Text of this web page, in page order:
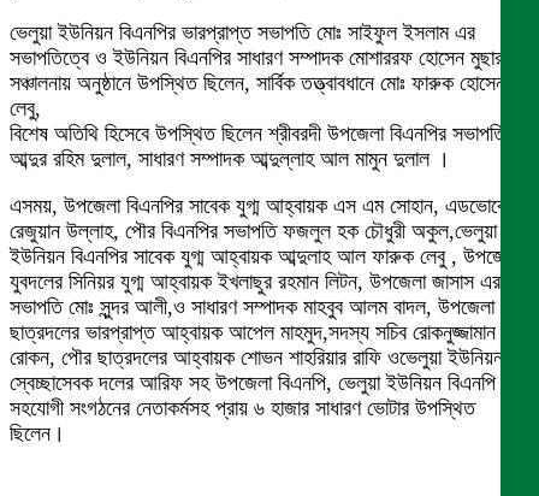
ভেলুয়া ইউনিয়ন বিএনপির ভারপ্রাপ্ত সভাপতি মোঃ সাইফুল ইসলাম এর
সভাপতিত্বে ও ইউনিয়ন বিএনপির সাধারণ সম্পাদক মোশাররফ হোসেন মুছার
সঞ্চালনায় অনুষ্ঠানে উপস্থিত ছিলেন, সার্বিক তত্ত্বাবধানে মোঃ ফারুক হোসেন
লেবু,
বিশেষ অতিথি হিসেবে উপস্থিত ছিলেন শ্রীবরদী উপজেলা বিএনপির সভাপতি
আব্দুর রহিম দুলাল, সাধারণ সম্পাদক আব্দুল্লাহ আল মামুন দুলাল ।
এসময়, উপজেলা বিএনপির সাবেক যুগ্ম আহ্বায়ক এস এম সোহান, এডভোকেট
রেজুয়ান উল্লাহ, পৌর বিএনপির সভাপতি ফজলুল হক চৌধুরী অকুল,ভেলুয়া
ইউনিয়ন বিএনপির সাবেক যুগ্ম আহ্বায়ক আব্দুলাহ আল ফারুক লেবু , উপজেলা
যুবদলের সিনিয়র যুগ্ম আহ্বায়ক ইখলাছুর রহমান লিটন, উপজেলা জাসাস এর
সভাপতি মোঃ সুন্দর আলী,ও সাধারণ সম্পাদক মাহবুব আলম বাদল, উপজেলা
ছাত্রদলের ভারপ্রাপ্ত আহ্বায়ক আপেল মাহমুদ,সদস্য সচিব রোকনুজ্জামান
রোকন, পৌর ছাত্রদলের আহ্বায়ক শোভন শাহরিয়ার রাফি ওভেলুয়া ইউনিয়ন
স্বেচ্ছাসেবক দলের আরিফ সহ উপজেলা বিএনপি, ভেলুয়া ইউনিয়ন বিএনপি অঙ্গ
সহযোগী সংগঠনের নেতাকর্মসহ প্রায় ৬ হাজার সাধারণ ভোটার উপস্থিত
ছিলেন।